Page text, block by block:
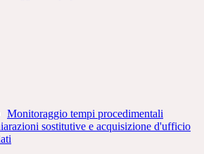
Monitoraggio tempi procedimentali
sostitutive e acquisizione d'ufficio